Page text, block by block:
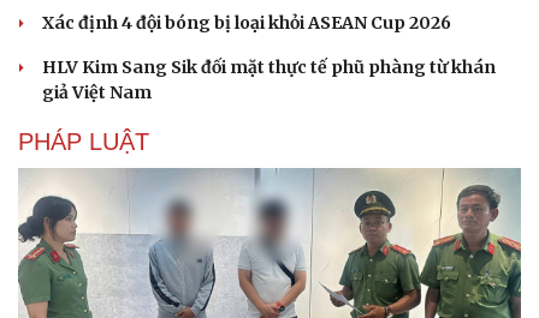
Xác định 4 đội bóng bị loại khỏi ASEAN Cup 2026
HLV Kim Sang Sik đối mặt thực tế phũ phàng từ khán
giả Việt Nam
PHÁP LUẬT